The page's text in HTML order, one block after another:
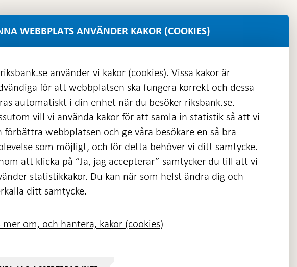
Öppnas
i
ny
flik
webbarkiv
Öppnas
ny
flik
på utskick
medier
Dela
WEBBPLATS ANVÄNDER KAKOR (COOKIES)
använder vi kakor (cookies). Vissa kakor är
för att webbplatsen ska fungera korrekt och dessa
automatiskt i din enhet när du besöker riksbank.se.
vill vi använda kakor för att samla in statistik så att vi
förbättra webbplatsen och ge våra besökare en så bra
som möjligt, och för detta behöver vi ditt samtycke.
att klicka på ”Ja, jag accepterar” samtycker du till att vi
statistikkakor. Du kan när som helst ändra dig och
ditt samtycke.
mer om, och hantera, kakor (cookies)